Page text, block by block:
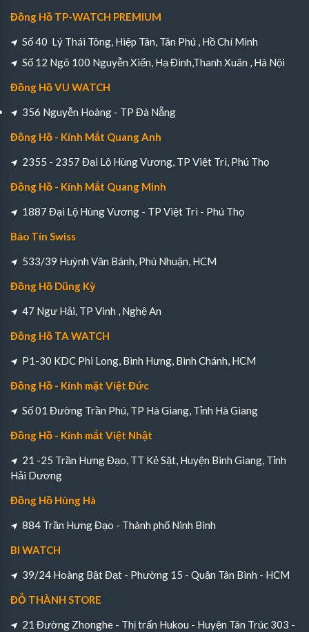
Đồng Hồ TP-WATCH PREMIUM
Số 40 Lý Thái Tông, Hiệp Tân, Tân Phú , Hồ Chí Minh
Số 12 Ngõ 100 Nguyễn Xiển, Hạ Đình,Thanh Xuân , Hà Nội
Đồng Hồ VU WATCH
356 Nguyễn Hoàng - TP Đà Nẵng
Đồng Hồ - Kính Mắt Quang Anh
2355 - 2357 Đại Lộ Hùng Vương, TP Việt Trì, Phú Thọ
Đồng Hồ - Kính Mắt Quang Minh
1887 Đại Lộ Hùng Vương - TP Việt Trì - Phú Thọ
Bảo Tín Swiss
533/39 Huỳnh Văn Bánh, Phú Nhuận, HCM
Đồng Hồ Dũng Kỳ
47 Ngư Hải, TP Vinh , Nghệ An
Đồng Hồ TA WATCH
P1-30 KDC Phi Long, Bình Hưng, Bình Chánh, HCM
Đồng Hồ - Kính mặt Việt Đức
Số 01 Đường Trần Phú, TP Hà Giang, Tỉnh Hà Giang
Đồng Hồ - Kính mắt Việt Nhật
21 -25 Trần Hưng Đạo, TT Kẻ Sặt, Huyện Bình Giang, Tỉnh
Hải Dương
Đồng Hồ Hùng Hà
884 Trần Hưng Đạo - Thành phố Ninh Bình
BI WATCH
39/24 Hoàng Bật Đạt - Phường 15 - Quận Tân Bình - HCM
ĐỖ THÀNH STORE
21 Đường Zhonghe - Thị trấn Hukou - Huyện Tân Trúc 303 -